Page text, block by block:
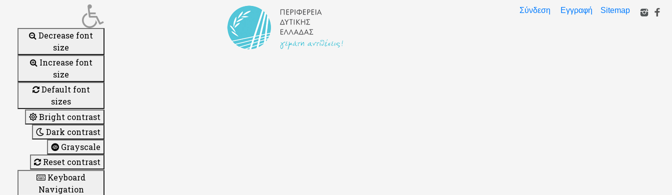
Decrease font
size
Increase font
size
Default font
sizes
Bright contrast
Dark contrast
Grayscale
Reset contrast
Keyboard
Navigation
Σύνδεση Εγγραφή Sitemap